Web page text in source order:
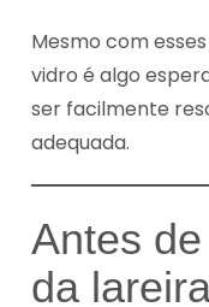
Mesmo com
vidro é algo
ser facilmente
adequada.
Antes
da